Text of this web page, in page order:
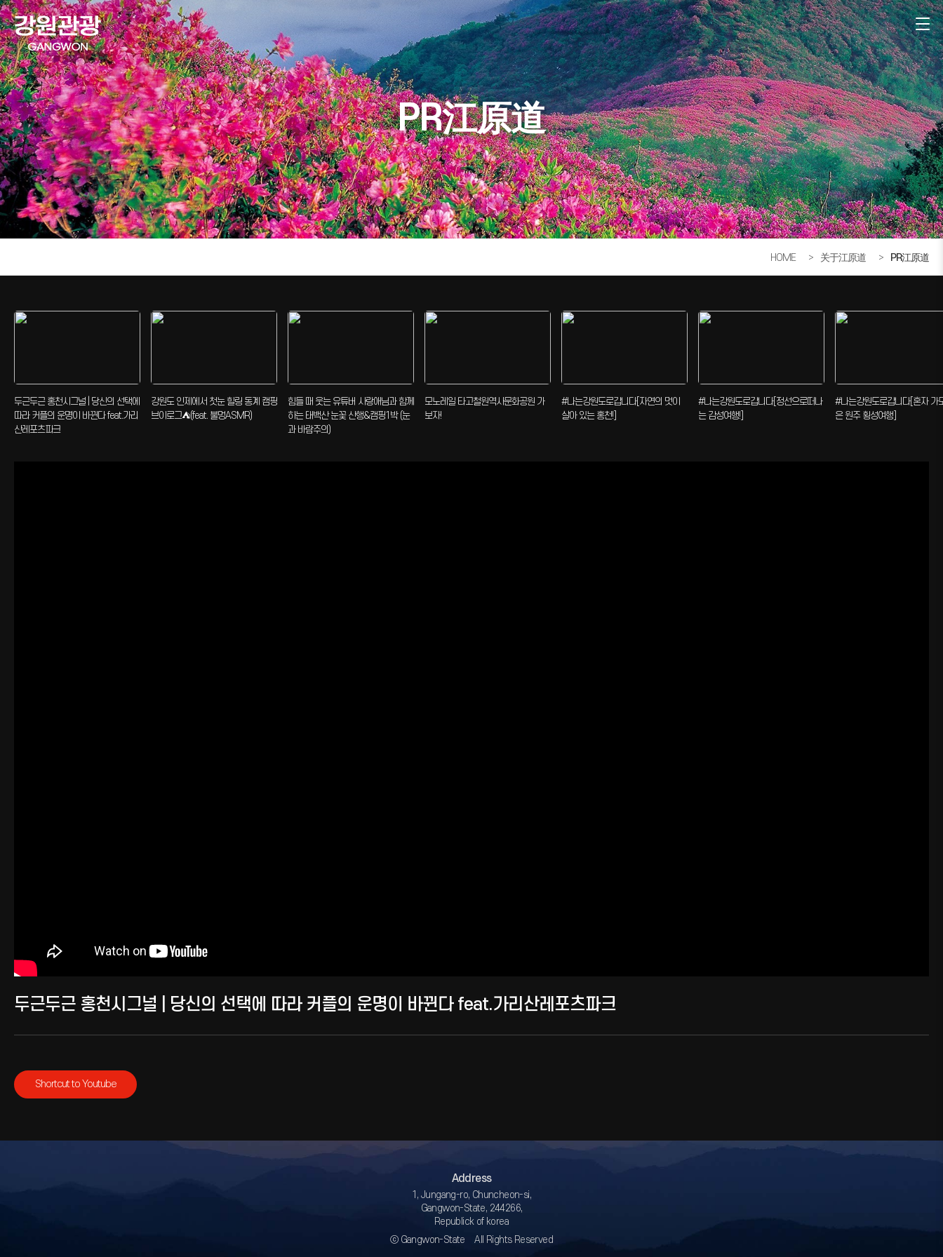
PR江原道
HOME 关于江原道 PR江原道
두근두근 홍천시그널 | 당신의 선택에
따라 커플의 운명이 바뀐다 feat.가리
산레포츠파크
강원도 인제에서 첫눈 힐링 동계 캠핑
브이로그⛺(feat. 불멍ASMR)
힘들 때 웃는 유튜버 사랑애님과 함께
하는 태백산 눈꽃 산행&캠핑1박 (눈
과 바람주의)
모노레일 타고철원역사문화공원 가
보자!
#나는강원도로갑니다[자연의 멋이
살아 있는 홍천!]
#나는강원도로갑니다[정선으로떠나
는 감성여행!]
#나는강원도로갑니다[혼자 가
은 원주 횡성여행]
두근두근 홍천시그널 | 당신의 선택에 따라 커플의 운명이 바뀐다 feat.가리산레포츠파크
Shortcut to Youtube
Address
1, Jungang-ro, Chuncheon-si,
Gangwon-State, 244266,
Republick of korea
ⓒ Gangwon-State All Rights Reserved